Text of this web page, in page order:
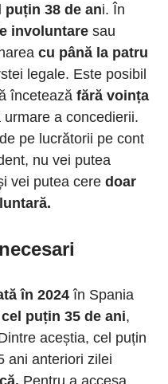
puțin 38 de ani. În
involuntare sau
cu până la patru
legale. Este posibil
încetează fără voința
a concedierii.
pe lucrătorii pe cont
nu vei putea
vei putea cere doar
în 2024în Spania
cel puțin 35 de ani,
aceștia, cel puțin
ani anteriori zilei
Pentru a accesa